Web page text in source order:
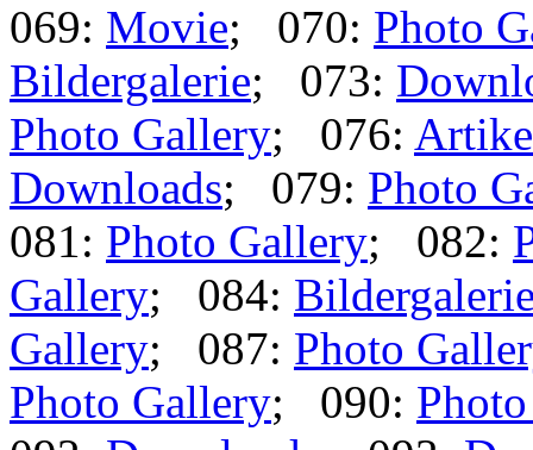
069: Movie; 070: Photo
Bildergalerie; 073:
Photo Gallery; 076:
Downloads; 079: Photo
081: Photo Gallery; 082:
Gallery; 084:
Gallery; 087: Photo
Photo Gallery; 090: